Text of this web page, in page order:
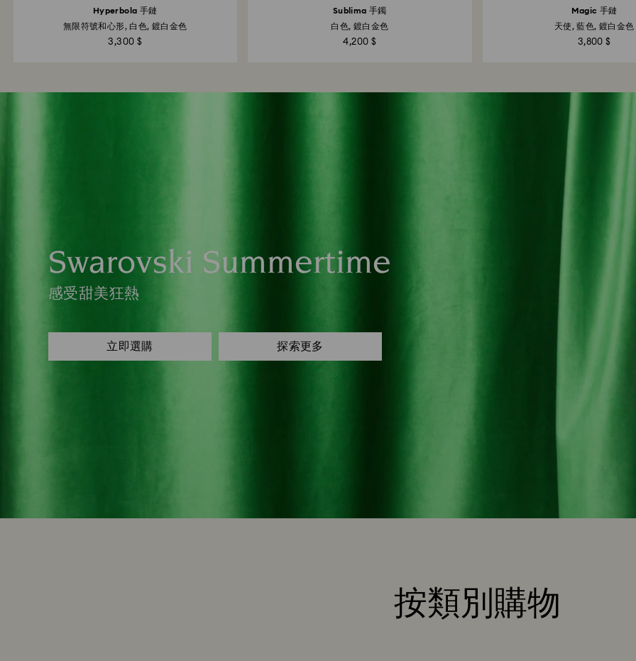
Hyperbola 手鏈
無限符號和心形, 白色, 鍍白金色
3,300 $
Sublima 手鐲
白色, 鍍白金色
4,200 $
Magic 手鏈
天使, 藍色, 鍍白金色
3,800 $
Swarovski Summertime
感受甜美狂熱
立即選購 探索更多
按類別購物